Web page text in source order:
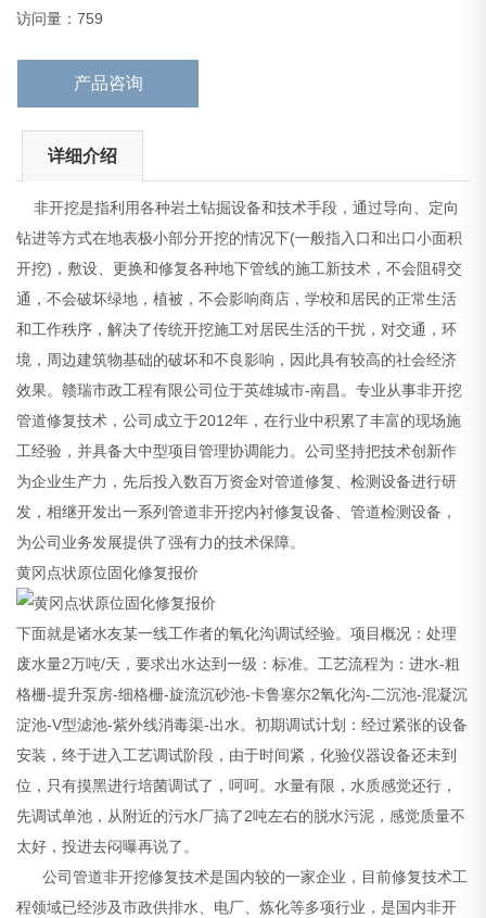
济效果。赣瑞市政工程有限公司位于英雄城市-南昌。专
访问量：759
产品咨询
详细介绍
非开挖是指利用各种岩土钻掘设备和技术手段，通过导向、定向
钻进等方式在地表极小部分开挖的情况下(一般指入口和出口小面积
开挖)，敷设、更换和修复各种地下管线的施工新技术，不会阻碍交
通，不会破坏绿地，植被，不会影响商店，学校和居民的正常生活
和工作秩序，解决了传统开挖施工对居民生活的干扰，对交通，环
境，周边建筑物基础的破坏和不良影响，因此具有较高的社会经济
效果。赣瑞市政工程有限公司位于英雄城市-南昌。专业从事非开挖
管道修复技术，公司成立于2012年，在行业中积累了丰富的现场施
工经验，并具备大中型项目管理协调能力。公司坚持把技术创新作
为企业生产力，先后投入数百万资金对管道修复、检测设备进行研
发，相继开发出一系列管道非开挖内衬修复设备、管道检测设备，
为公司业务发展提供了强有力的技术保障。
黄冈点状原位固化修复报价
下面就是诸水友某一线工作者的氧化沟调试经验。项目概况：处理
废水量2万吨/天，要求出水达到一级：标准。工艺流程为：进水-粗
格栅-提升泵房-细格栅-旋流沉砂池-卡鲁塞尔2氧化沟-二沉池-混凝沉
淀池-V型滤池-紫外线消毒渠-出水。初期调试计划：经过紧张的设备
安装，终于进入工艺调试阶段，由于时间紧，化验仪器设备还未到
位，只有摸黑进行培菌调试了，呵呵。水量有限，水质感觉还行，
先调试单池，从附近的污水厂搞了2吨左右的脱水污泥，感觉质量不
太好，投进去闷曝再说了。
公司管道非开挖修复技术是国内较的一家企业，目前修复技术工
程领域已经涉及市政供排水、电厂、炼化等多项行业，是国内非开